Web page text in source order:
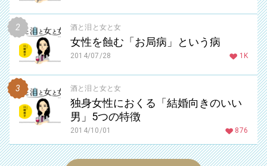
酒と泪と女と女
女性を蝕む「お局病」という病
2014/07/28 1K
酒と泪と女と女
独身女性におくる「結婚向きのいい
男」5つの特徴
2014/10/01 876